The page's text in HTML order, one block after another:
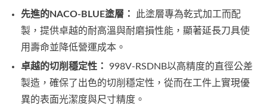
先進的NACO-BLUE塗層：
此塗層專為乾式加工而配
製，提供卓越的耐高溫與耐磨損性能，顯著延長刀具使
用壽命並降低營運成本。
卓越的切削穩定性：
998V-RSDNB以高精度的直徑公差
製造，確保了出色的切削穩定性，從而在工件上實現優
異的表面光潔度與尺寸精度。